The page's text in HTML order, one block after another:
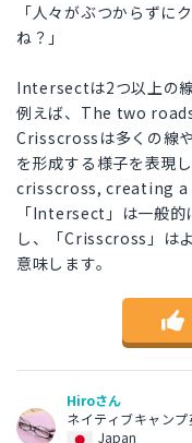
「人々がぶつからずに
ね？」
Intersectは2つ以上の線
例えば、The two
Crisscrossは多くの線
を形成する様子を表現
crisscross, creating a
「Intersect」は一般的
し、「Crisscross」は
意味します。
Hiroさん
ネイティブキャン
Japan